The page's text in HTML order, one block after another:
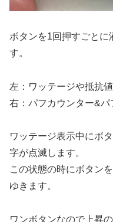
ボタンを1回押すごとに
す。
左：ワッテージや抵抗
右：パフカウンター&パ
ワッテージ表示中にボ
字が点滅します。
この状態の時にボタン
ゆきます。
ワンボタンなので上昇